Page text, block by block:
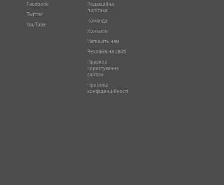
Facebook
Twitter
YouTube
Редакційна
політика
Команда
Контакти
Напишіть нам
Реклама на сайті
Правила
користування
сайтом
Політика
конфіденційності